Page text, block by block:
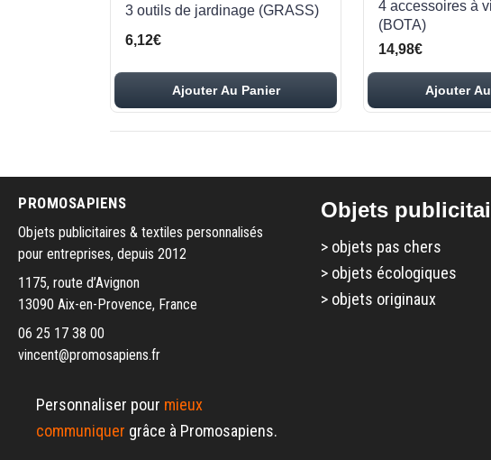
3 outils de jardinage (GRASS)
6,12€
Ajouter Au Panier
4 accessoires à
(BOTA)
14,98€
Ajouter
PROMOSAPIENS
Objets publicitaires & textiles personnalisés
pour entreprises, depuis 2012
1175, route d’Avignon
13090 Aix-en-Provence, France
06 25 17 38 00
vincent@promosapiens.fr
Personnaliser pour mieux
communiquer grâce à Promosapiens.
Objets
> objets pas chers
> objets écologiques
> objets originaux